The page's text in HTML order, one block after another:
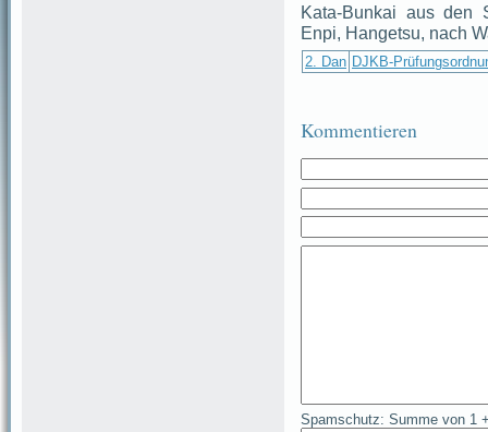
Kata-Bunkai aus den
Enpi, Hangetsu, nach
2. Dan DJKB-
Kommentieren
Spamschutz: Summe von 1